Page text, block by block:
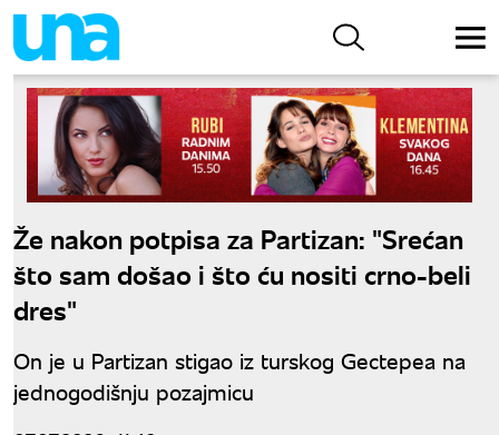
Že nakon potpisa za Partizan: "Srećan
što sam došao i što ću nositi crno-beli
dres"
On je u Partizan stigao iz turskog Gectepea na
jednogodišnju pozajmicu